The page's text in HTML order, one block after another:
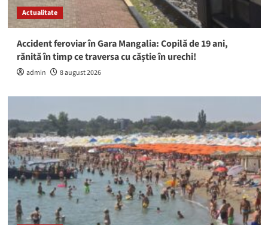
Actualitate
Accident feroviar în Gara Mangalia: Copilă de 19 ani,
rănită în timp ce traversa cu căștie în urechi!
admin 8 august 2026